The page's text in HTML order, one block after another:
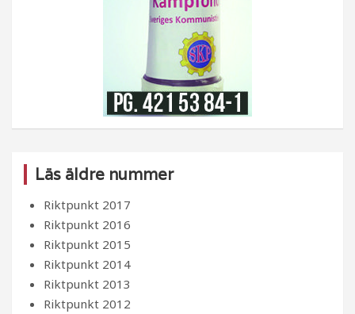
Läs äldre nummer
Riktpunkt 2017
Riktpunkt 2016
Riktpunkt 2015
Riktpunkt 2014
Riktpunkt 2013
Riktpunkt 2012